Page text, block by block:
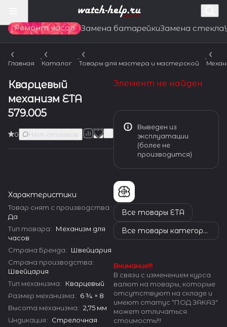
Ремонт часов Замена батарейкиЗамена стекла
Главная Каталог Товары для мастера и мастерской
Кварцевый
механизм ETA
579.005
0 Нет отзывов
Характеристики
Товар снят с производства:
Да
Тип товара: Механизм для
часов
Страна Бренда: Швейцария
Страна производства:
Швейцария
Тип механизма: Кварцевый
Размер механизма: 6 ¾ × 8
Высота механизма: 2,75 мм
Индикация: Стрелочная
Элемент не найден
Выведен из
эксплуатации
(более не
производится)
Все товары ETA
Все товары категории
Внимание!!!
В связи с изменением курса
валют на товары, которые
отсутствуют на складе и
имеют статус "ПОД ЗАКАЗ"
может отличаться
стоимость!!!